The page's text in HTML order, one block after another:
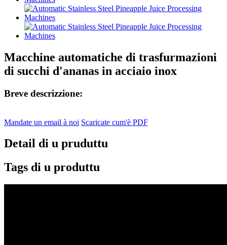
Macchine automatiche di trasfurmazioni
di succhi d'ananas in acciaio inox
Breve descrizzione:
Mandate un email à noi Scaricate cum'è PDF
Detail di u pruduttu
Tags di u produttu